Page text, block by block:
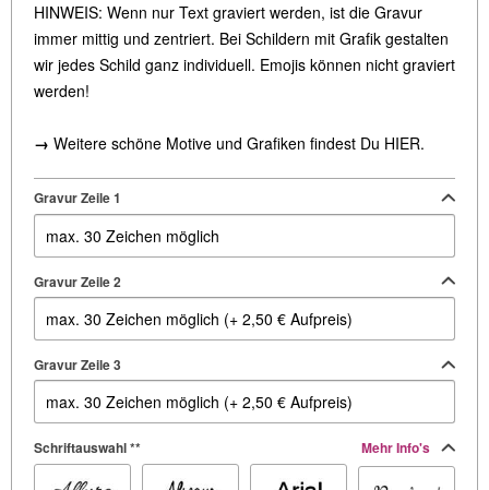
HINWEIS: Wenn nur Text graviert werden, ist die Gravur
immer mittig und zentriert. Bei Schildern mit Grafik gestalten
wir jedes Schild ganz individuell. Emojis können nicht graviert
werden!
→ Weitere schöne Motive und Grafiken findest Du HIER.
Gravur Zeile 1
Gravur Zeile 2
Gravur Zeile 3
Schriftauswahl ** Mehr Info's